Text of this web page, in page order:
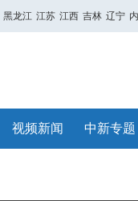
黑龙江 江苏 江西 吉林 辽宁
视频新闻 中新专题